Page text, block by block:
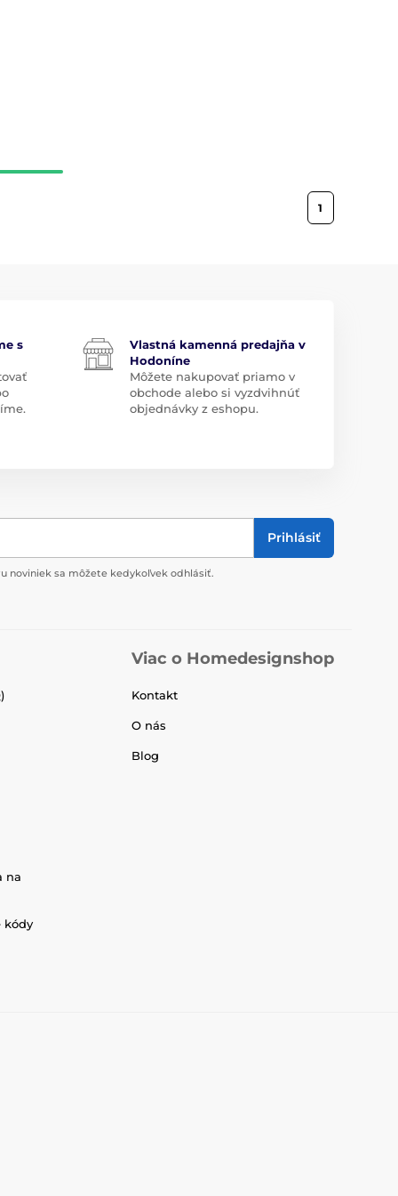
1
s
Vlastná kamenná predajňa v
Hodoníne
Môžete nakupovať priamo v
obchode alebo si vyzdvihnúť
objednávky z eshopu.
Prihlásiť
noviniek sa môžete kedykoľvek odhlásiť.
na
kódy
Viac o Homedesignshop
Kontakt
O nás
Blog